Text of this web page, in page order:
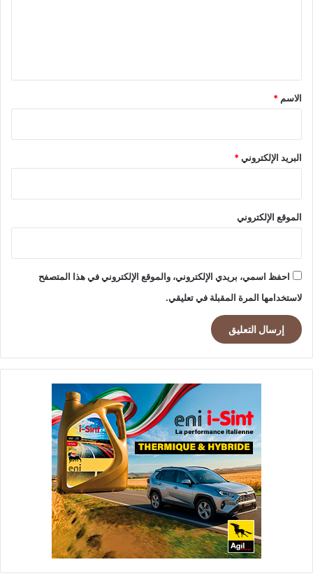
*
الاسم *
البريد الإلكتروني*
الموقع الإلكتروني
احفظ اسمي، بريدي الإلكتروني، والموقع الإلكتروني في هذا المتصفح
لاستخدامها المرة المقبلة في تعليقي.